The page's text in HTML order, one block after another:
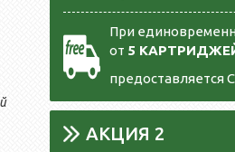
При
от 5
предоставляется
АКЦИЯ 2